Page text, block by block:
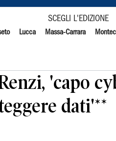
SCEGLI L'EDIZIONE
Lucca Massa-Carrara
'capo
dati'**